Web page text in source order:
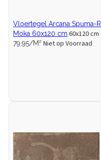
Vloertegel Arcana Spuma-R
Moka 60x120 cm 60x120 cm
79,95/M² Niet op Voorraad